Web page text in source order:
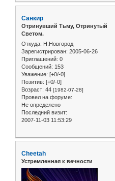
Санкир
Отринувший Тьму, Отринутый
Светом.
Откуда: Н.Новгород
Зарегистрирован: 2005-06-26
Приглашений: 0
Сообщений: 153
Уважение: [+0/-0]
Позитив: [+0/-0]
Возраст: 44 [1982-07-28]
Провел на форуме:
Не определено
Последний визит:
2007-11-03 11:53:29
Cheetah
Устремленная к вечности